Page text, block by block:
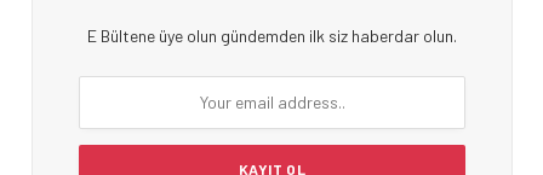
E Bültene üye olun gündemden ilk siz haberdar olun.